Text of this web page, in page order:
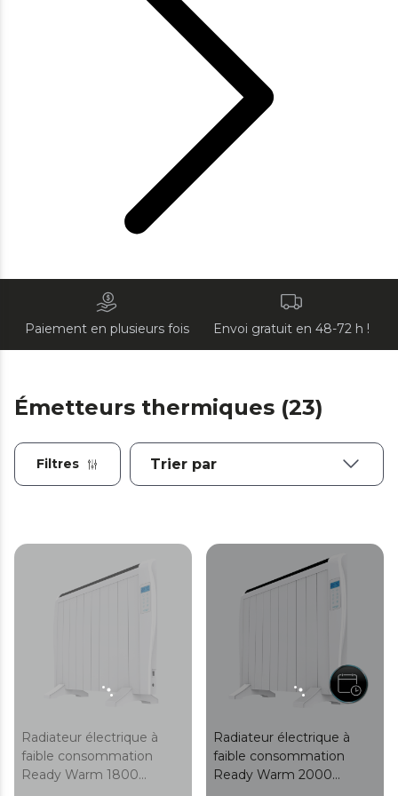
Paiement en plusieurs fois Envoi gratuit en 48-72 h !
Émetteurs thermiques (23)
Filtres
Radiateur électrique à
faible consommation
Ready Warm 1800
Radiateur électrique à
faible consommation
Ready Warm 2000